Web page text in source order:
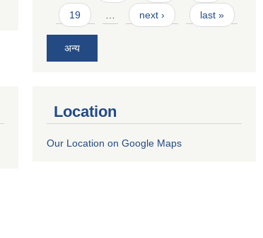
19 next › last »
अन्य
Location
Our Location on Google Maps